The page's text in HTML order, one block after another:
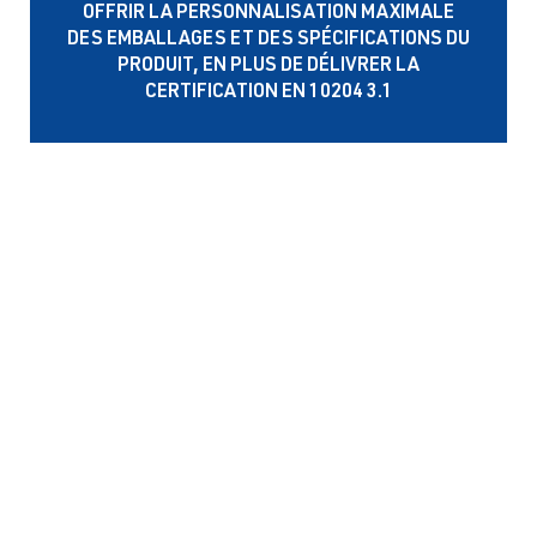
OFFRIR LA PERSONNALISATION MAXIMALE
DES EMBALLAGES ET DES SPÉCIFICATIONS DU
PRODUIT, EN PLUS DE DÉLIVRER LA
CERTIFICATION EN 10204 3.1